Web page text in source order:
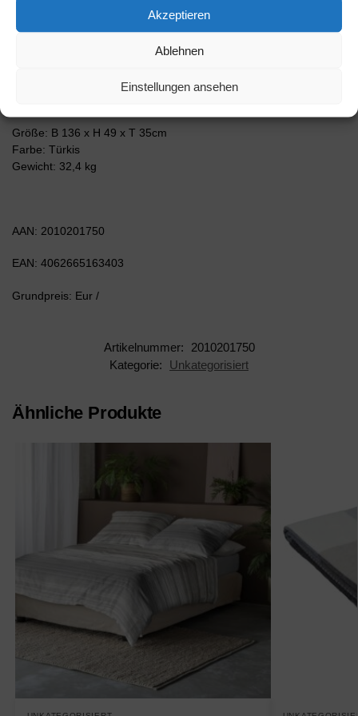
Akzeptieren
Ablehnen
Einstellungen ansehen
Einsatzmöglichkeiten. Die Frontfarbe im freundlichen
Lagunenblau bringt das schöne Wetter in jedes Zuhause. Das
intensive Türkis erinnert an die Karibik und schafft tagtägich einen
harmoniert mit allen Farben und wirkt besonders edel im Kontrast
Größe: B 136 x H 49 x T 35cm
Farbe: Türkis
Gewicht: 32,4 kg
AAN: 2010201750
EAN: 4062665163403
Grundpreis: Eur /
Artikelnummer:
2010201750
Kategorie:
Unkategorisiert
Ähnliche Produkte